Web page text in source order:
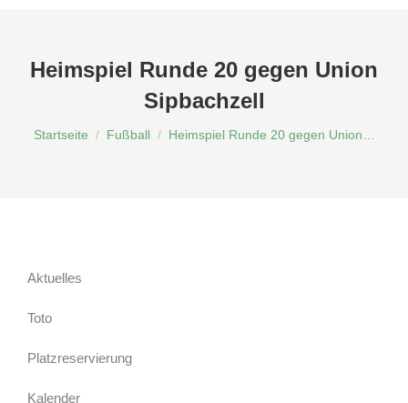
Heimspiel Runde 20 gegen Union
Sipbachzell
Du bist hier:
Startseite Fußball Heimspiel Runde 20 gegen Union…
Aktuelles
Toto
Platzreservierung
Kalender